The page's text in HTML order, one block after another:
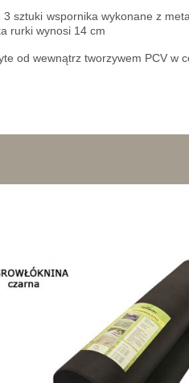
sztuki wspornika wykonane z
rurki wynosi 14 cm
od wewnątrz tworzywem PCV w